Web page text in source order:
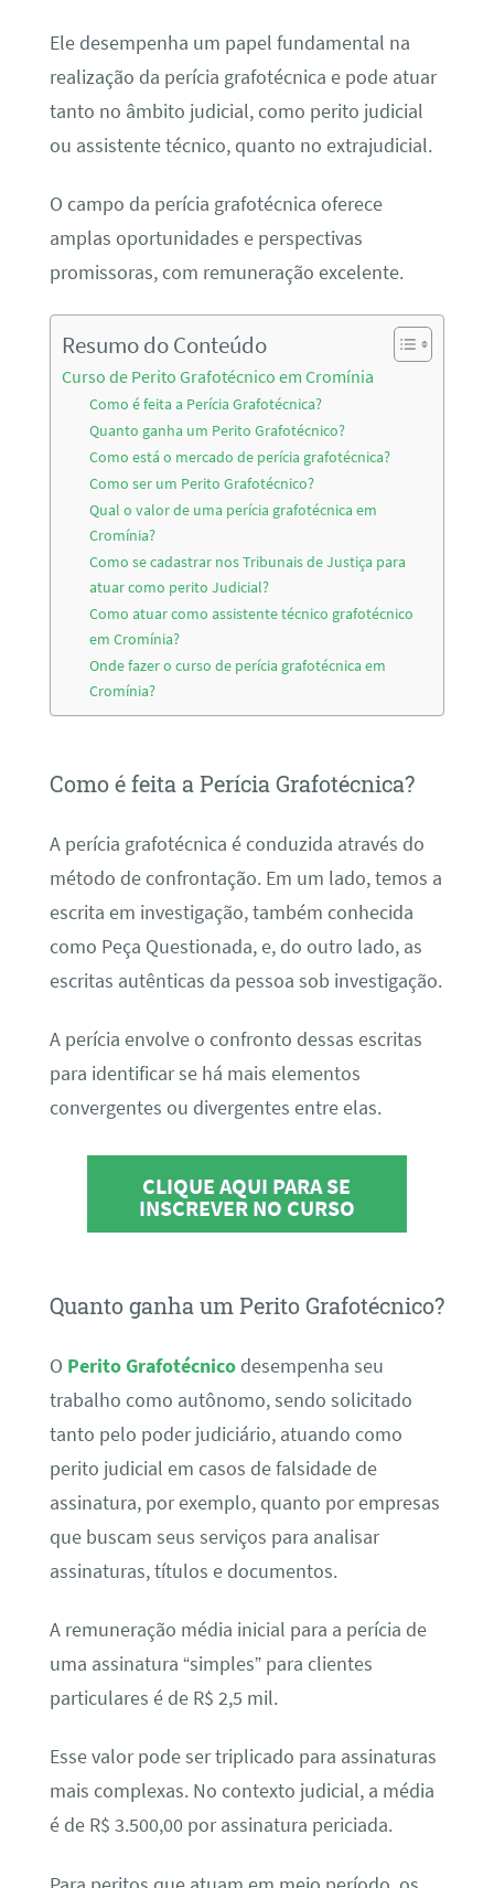
Ele desempenha um papel fundamental na
realização da perícia grafotécnica e pode atuar
tanto no âmbito judicial, como perito judicial
ou assistente técnico, quanto no extrajudicial.
O campo da perícia grafotécnica oferece
amplas oportunidades e perspectivas
promissoras, com remuneração excelente.
Resumo do Conteúdo
Curso de Perito Grafotécnico em Cromínia
Como é feita a Perícia Grafotécnica?
Quanto ganha um Perito Grafotécnico?
Como está o mercado de perícia grafotécnica?
Como ser um Perito Grafotécnico?
Qual o valor de uma perícia grafotécnica em
Cromínia?
Como se cadastrar nos Tribunais de Justiça para
atuar como perito Judicial?
Como atuar como assistente técnico grafotécnico
em Cromínia?
Onde fazer o curso de perícia grafotécnica em
Cromínia?
Como é feita a Perícia Grafotécnica?
A perícia grafotécnica é conduzida através do
método de confrontação. Em um lado, temos a
escrita em investigação, também conhecida
como Peça Questionada, e, do outro lado, as
escritas autênticas da pessoa sob investigação.
A perícia envolve o confronto dessas escritas
para identificar se há mais elementos
convergentes ou divergentes entre elas.
CLIQUE AQUI PARA SE
INSCREVER NO CURSO
Quanto ganha um Perito Grafotécnico?
O Perito Grafotécnicodesempenha seu
trabalho como autônomo, sendo solicitado
tanto pelo poder judiciário, atuando como
perito judicial em casos de falsidade de
assinatura, por exemplo, quanto por empresas
que buscam seus serviços para analisar
assinaturas, títulos e documentos.
A remuneração média inicial para a perícia de
uma assinatura “simples” para clientes
particulares é de R$ 2,5 mil.
Esse valor pode ser triplicado para assinaturas
mais complexas. No contexto judicial, a média
é de R$ 3.500,00 por assinatura periciada.